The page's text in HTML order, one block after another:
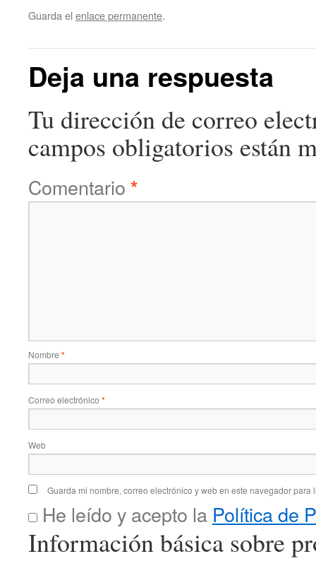
Guarda el enlace permanente.
Deja una respuesta
Tu dirección de correo
campos obligatorios están
Comentario *
Nombre *
Correo electrónico *
Web
Guarda mi nombre, correo electrónico y web en este navegador para
He leído y acepto la Política de
Información básica sobre